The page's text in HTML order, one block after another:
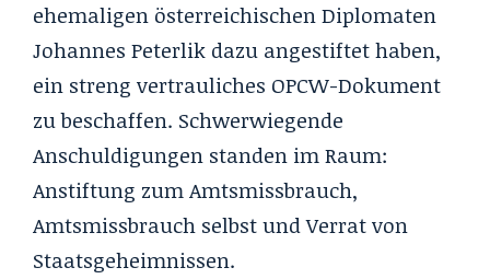
ehemaligen österreichischen Diplomaten
Johannes Peterlik dazu angestiftet haben,
ein streng vertrauliches OPCW-Dokument
zu beschaffen. Schwerwiegende
Anschuldigungen standen im Raum:
Anstiftung zum Amtsmissbrauch,
Amtsmissbrauch selbst und Verrat von
Staatsgeheimnissen.